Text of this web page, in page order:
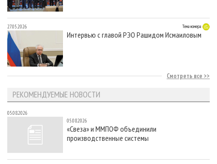
27.05.2026 Тема номера
Интервью с главой РЭО Рашидом Исмаиловым
Смотреть все
РЕКОМЕНДУЕМЫЕ НОВОСТИ
05.08.2026
05.08.2026
«Свеза» и ММПОФ объединили
производственные системы